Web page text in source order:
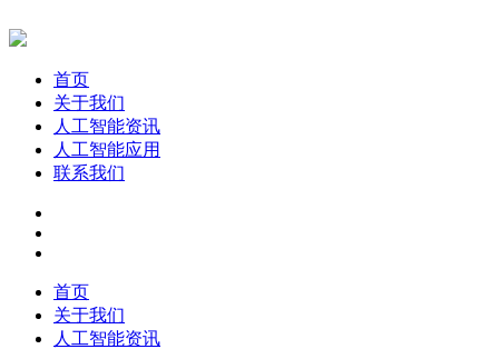
首页
关于我们
人工智能资讯
人工智能应用
联系我们
首页
关于我们
人工智能资讯